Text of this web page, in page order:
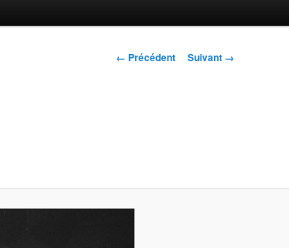
Navigation
← Précédent Suivant →